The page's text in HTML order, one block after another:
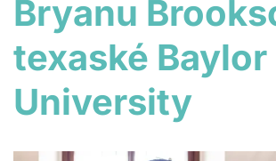
Bryanu
texaské Baylor
University